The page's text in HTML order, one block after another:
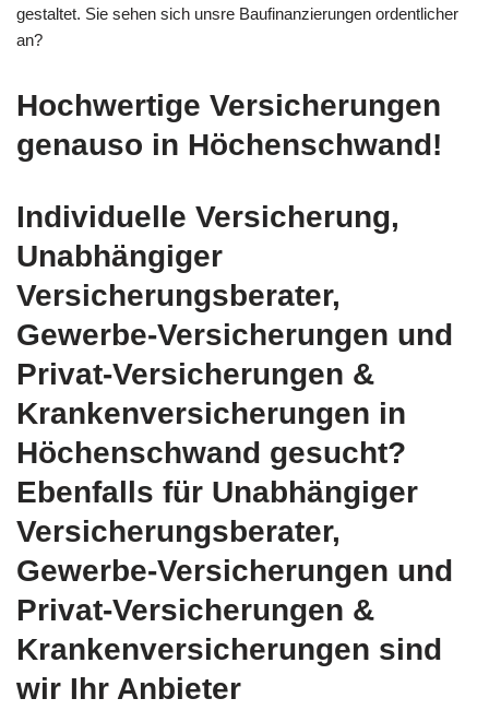
gestaltet. Sie sehen sich unsre Baufinanzierungen ordentlicher
an?
Hochwertige Versicherungen
genauso in Höchenschwand!
Individuelle Versicherung,
Unabhängiger
Versicherungsberater,
Gewerbe-Versicherungen und
Privat-Versicherungen &
Krankenversicherungen in
Höchenschwand gesucht?
Ebenfalls für Unabhängiger
Versicherungsberater,
Gewerbe-Versicherungen und
Privat-Versicherungen &
Krankenversicherungen sind
wir Ihr Anbieter